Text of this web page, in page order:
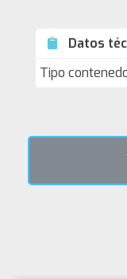
Datos
Tipo